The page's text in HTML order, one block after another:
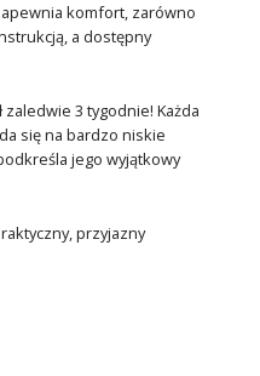
komfort, zarówno
a dostępny
3 tygodnie! Każda
się na bardzo niskie
jego wyjątkowy
przyjazny